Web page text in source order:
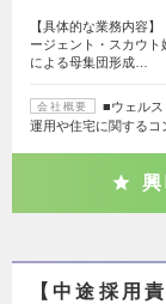
【具体的な業務内容
ージェント・スカウト
による母集団形成…
会社概要
■ウェル
運用や住宅に関する
【中途採用